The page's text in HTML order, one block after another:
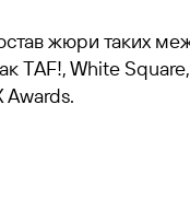
жюри таких
TAF!, White
Awards.